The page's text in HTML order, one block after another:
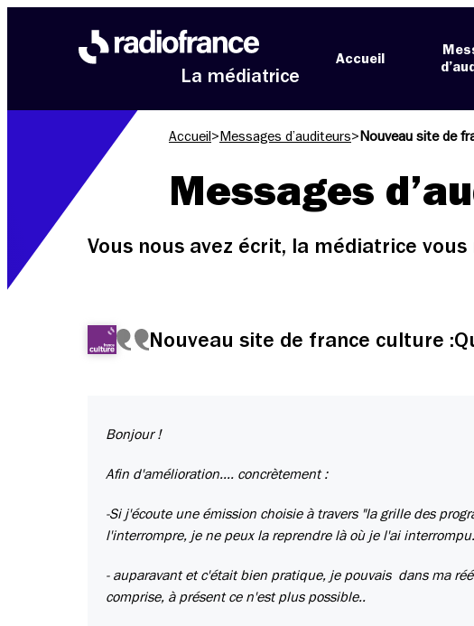
La médiatrice
Accueil
Accueil > Messages d’auditeurs> Nouveau site de
Messages
Vous nous avez écrit, la médiatrice vous
Nouveau site de france culture
Bonjour !
Afin d'amélioration.... concrètement :
-Si j'écoute une émission choisie à travers "la grille des
l'interrompre, je ne peux la reprendre là où je l'ai
- auparavant et c'était bien pratique, je pouvais dans ma
comprise, à présent ce n'est plus possible..